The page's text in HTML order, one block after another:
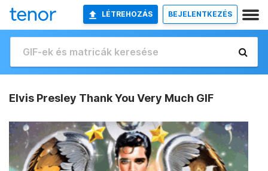
LÉTREHOZÁS BEJELENTKEZÉS
Elvis Presley Thank You Very Much GIF